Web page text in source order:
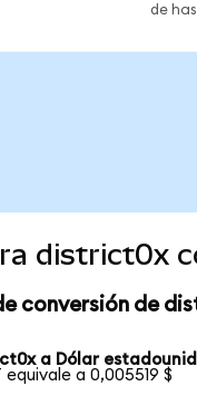
de
district0x
conversión de
a Dólar
equivale a 0,005519 $